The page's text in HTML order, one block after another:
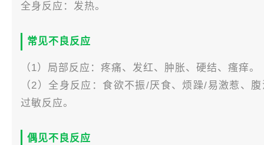
全身反应：发热。
常见不良反应
（1）局部反应：疼痛、发红、肿胀、硬结、瘙痒。
（2）全身反应：食欲不振/厌食、烦躁/易激惹、
过敏反应。
偶见不良反应